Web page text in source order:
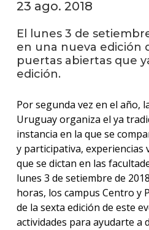
23 ago. 2018
El lunes 3 de
en una nueva edición
puertas abiertas que
edición.
Por segunda vez en el año,
Uruguay organiza el ya
instancia en la que se
y participativa, experiencias
que se dictan en las
lunes 3 de setiembre de
horas, los campus Centro y
de la sexta edición de este
actividades para ayudarte a